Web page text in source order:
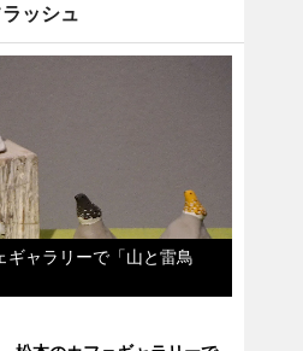
ッシュ
ギャラリーで「山と雷鳥